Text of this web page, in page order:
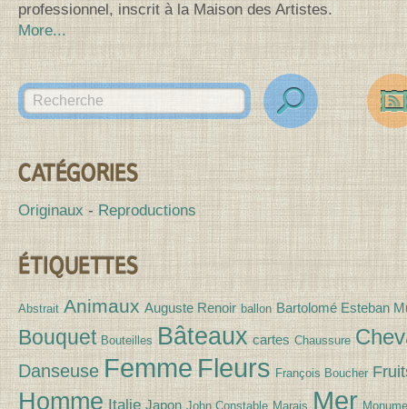
professionnel, inscrit à la Maison des Artistes.
More...
Search for:
des
CATÉGORIES
Originaux Reproductions
ÉTIQUETTES
Abstrait Animaux Auguste Renoir ballon Bartolomé Esteban
Bouquet Bouteilles Bâteaux cartes Chaussure
Danseuse Femme Fleurs François Boucher
Homme Italie Japon John Constable Marais Mer